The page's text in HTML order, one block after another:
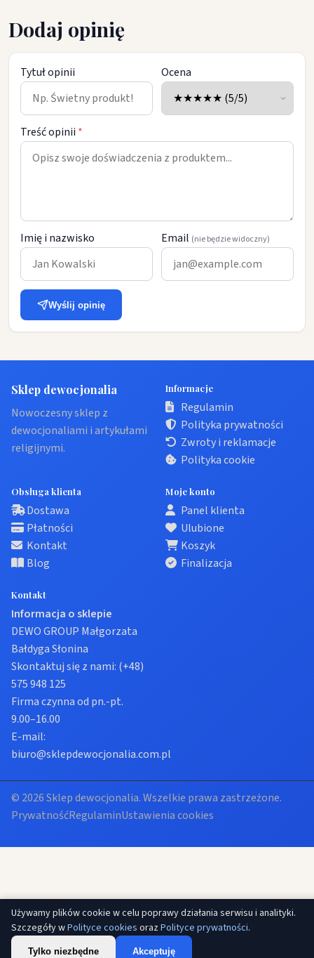
Dodaj opinię
Tytuł opinii Ocena
Treść opinii *
Imię i nazwisko Email (nie będzie widoczny)
Wyślij opinię
Sklep dewocjonalia
Nowoczesny sklep z
dewocjonaliami i artykułami
religijnymi.
Informacje
Regulamin
Polityka prywatności
Zwroty i reklamacje
Polityka cookie
Obsługa klienta
Dostawa
Płatności
Kontakt
Blog
Moje konto
Panel klienta
Ulubione
Koszyk
Finalizacja
Kontakt
Informacja o sklepie
DEWO GROUP Małgorzata
Bałdyga Słonina
Skontaktuj się z nami: (+48)
575 948 125
Firma czynna od pn.-pt.
9.00–16.00
E-mail:
biuro@sklepdewocjonalia.com.pl
© 2026 Sklep dewocjonalia. Wszelkie prawa zastrzeżone.
PrywatnośćRegulaminUstawienia cookies
Używamy plików cookie w celu poprawy działania serwisu i analityki.
Szczegóły wPolityce cookies orazPolityce prywatności.
Tylko niezbędne Akceptuję